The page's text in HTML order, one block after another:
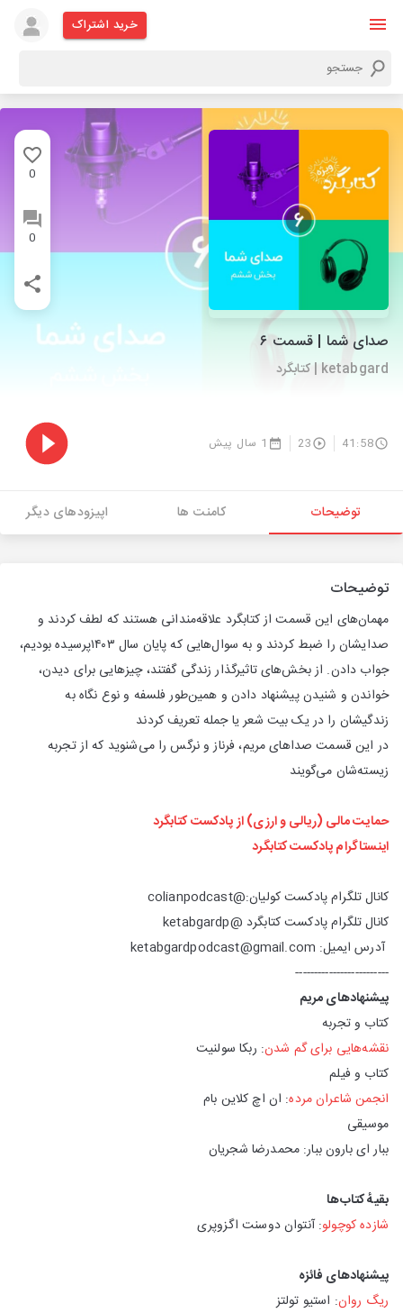
خرید اشتراک
0
0
صدای شما | قسمت ۶
ketabgard | کتابگرد
41:58
23 1 سال پیش
توضیحات کامنت ها اپیزودهای دیگر
توضیحات
مهمان‌های این قسمت از کتابگرد علاقه‌مندانی هستند که لطف کردند و
صدایشان را ضبط کردند و به سوال‌هایی که پایان سال ۱۴۰۳پرسیده بودیم،
جواب دادن. از بخش‌‌های تاثیرگذار زندگی گفتند، چیزهایی برای دیدن،
خواندن و شنیدن پیشنهاد دادن و همین‌طور فلسفه و نوع نگاه به
زندگیشان را در یک بیت شعر یا جمله تعریف کردند
در این قسمت صداهای مریم، فرناز و نرگس را می‌شنوید که از تجربه
زیسته‌شان می‌گویند
حمایت مالی (ریالی و ارزی) از پادکست کتابگرد
اینستاگرام پادکست کتابگرد
کانال تلگرام پادکست کولیان:@colianpodcast
کانال تلگرام پادکست کتابگرد @ketabgardp
آدرس ایمیل: ketabgardpodcast@gmail.com
-------------------------
پیشنهادهای مریم
کتاب و تجربه
نقشه‌هایی برای گم شدن: ربکا سولنیت
کتاب و فیلم
انجمن شاعران مرده: ان اچ کلاین بام
موسیقی
ببار ای بارون ببار: محمدرضا شجریان
بقیهٔ کتاب‌ها
شازده کوچولو: آنتوان دوسنت اگزوپری
پیشنهادهای فائزه
ریگ روان: استیو تولتز